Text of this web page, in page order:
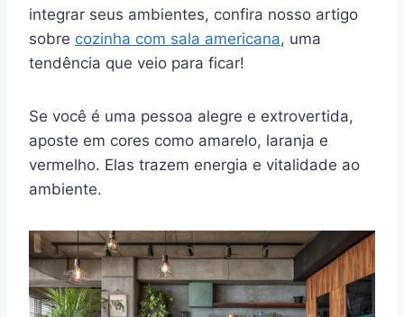
integrar seus ambientes, confira nosso artigo
sobre cozinha com sala americana, uma
tendência que veio para ficar!
Se você é uma pessoa alegre e extrovertida,
aposte em cores como amarelo, laranja e
vermelho. Elas trazem energia e vitalidade ao
ambiente.